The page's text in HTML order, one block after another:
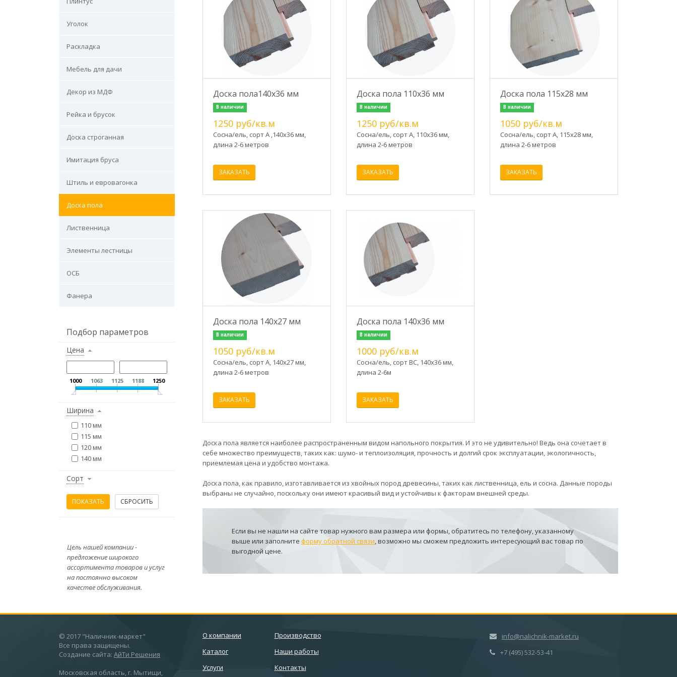
Уголок
Раскладка
Мебель для дачи
Декор из МДФ
Рейка и брусок
Доска строганная
Имитация бруса
Штиль и евровагонка
Доска пола
Лиственница
Элементы лестницы
ОСБ
Фанера
Подбор параметров
Цена
1000 1063 1125 1188 1250
Ширина
110 мм
115 мм
120 мм
140 мм
Сорт
Цель нашей компании -
предложение широкого
ассортимента товаров и услуг
на постоянно высоком
качестве обслуживания.
Доска пола140х36 мм
В наличии
1250 руб/кв.м
Сосна/ель, сорт А ,140х36 мм,
длина 2-6 метров
ЗАКАЗАТЬ
Доска пола 110х36 мм
В наличии
1250 руб/кв.м
Сосна/ель, сорт А, 110х36 мм,
длина 2-6 метров
ЗАКАЗАТЬ
Доска пола 115х28 мм
В наличии
1050 руб/кв.м
Сосна/ель, сорт А, 115х28 мм,
длина 2-6 метров
ЗАКАЗАТЬ
Доска пола 140х27 мм
В наличии
1050 руб/кв.м
Сосна/ель, сорт А, 140х27 мм,
длина 2-6 метров
ЗАКАЗАТЬ
Доска пола 140х36 мм
В наличии
1000 руб/кв.м
Сосна/ель, сорт ВС, 140х36 мм,
длина 2-6м
ЗАКАЗАТЬ
Доска пола является наиболее распространенным видом напольного покрытия. И это не удивительно! Ведь она сочетает в
себе множество преимуществ, таких как: шумо- и теплоизоляция, прочность и долгий срок эксплуатации, экологичность,
приемлемая цена и удобство монтажа.
Доска пола, как правило, изготавливается из хвойных пород древесины, таких как лиственница, ель и сосна. Данные породы
выбраны не случайно, поскольку они имеют красивый вид и устойчивы к факторам внешней среды.
Если вы не нашли на сайте товар нужного вам размера или формы, обратитесь по телефону, указанному
выше или заполните форму обратной связи, возможно мы сможем предложить интересующий вас товар по
выгодной цене.
© 2017 "Наличник-маркет"
Все права защищены.
Создание сайта: АйТи Решения
Московская область, г. Мытищи,
О компании
Каталог
Услуги
Производство
Наши работы
Контакты
info@nalichnik-market.ru
+7 (495) 532-53-41